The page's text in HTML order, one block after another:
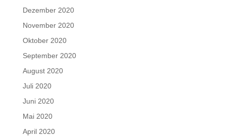
Dezember 2020
November 2020
Oktober 2020
September 2020
August 2020
Juli 2020
Juni 2020
Mai 2020
April 2020